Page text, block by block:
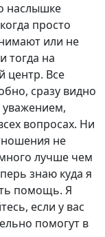
наслышке
просто
или не
тогда на
центр. Все
сразу видно
вопросах. Ни
не
лучше чем
знаю куда я
помощь. Я
если у вас
помогут в